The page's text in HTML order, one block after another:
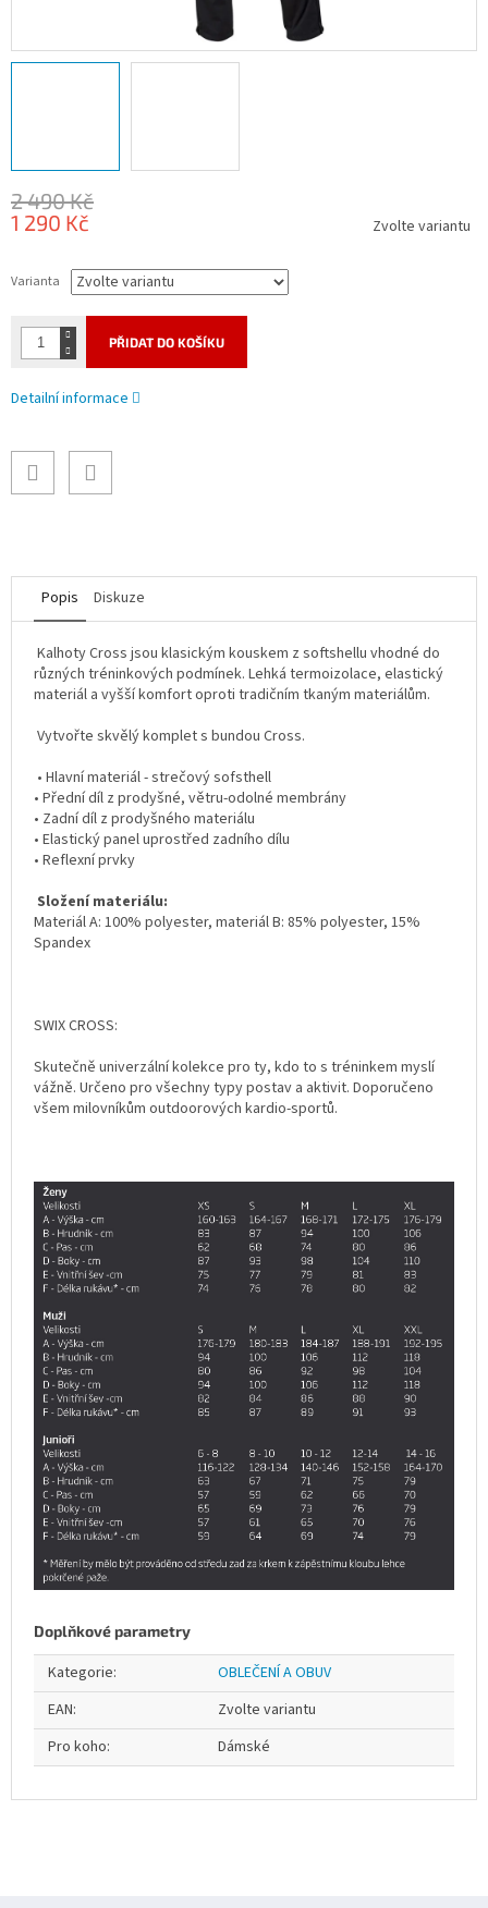
2 490 Kč
1 290 Kč
cena:
Zvolte variantu
Varianta
PŘIDAT DO KOŠÍKU
Detailní informace
Popis Diskuze
Kalhoty Cross jsou klasickým kouskem z softshellu vhodné do
různých tréninkových podmínek. Lehká termoizolace, elastický
materiál a vyšší komfort oproti tradičním tkaným materiálům.
Vytvořte skvělý komplet s bundou Cross.
• Hlavní materiál - strečový sofsthell
• Přední díl z prodyšné, větru-odolné membrány
• Zadní díl z prodyšného materiálu
• Elastický panel uprostřed zadního dílu
• Reflexní prvky
Složení materiálu:
Materiál A: 100% polyester, materiál B: 85% polyester, 15%
Spandex
SWIX CROSS:
Skutečně univerzální kolekce pro ty, kdo to s tréninkem myslí
vážně. Určeno pro všechny typy postav a aktivit. Doporučeno
všem milovníkům outdoorových kardio-sportů.
Doplňkové parametry
Kategorie:
OBLEČENÍ A OBUV
EAN:
Zvolte variantu
Pro koho: Dámské